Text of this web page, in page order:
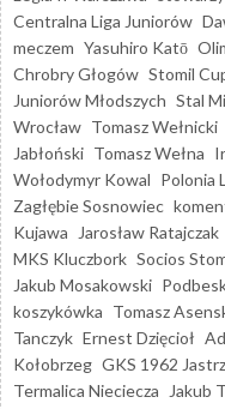
Centralna Liga Juniorów
meczem Yasuhiro Katō
Chrobry Głogów Stomil
Juniorów Młodszych Stal
Wrocław Tomasz Wełnicki
Jabłoński Tomasz Wełna
Wołodymyr Kowal Polonia
Zagłębie Sosnowiec
Kujawa
Jarosław Ratajczak
MKS Kluczbork Socios
Jakub Mosakowski
koszykówka Tomasz
Tanczyk Ernest Dzięcioł
Kołobrzeg GKS 1962
Termalica Nieciecza
Jakub